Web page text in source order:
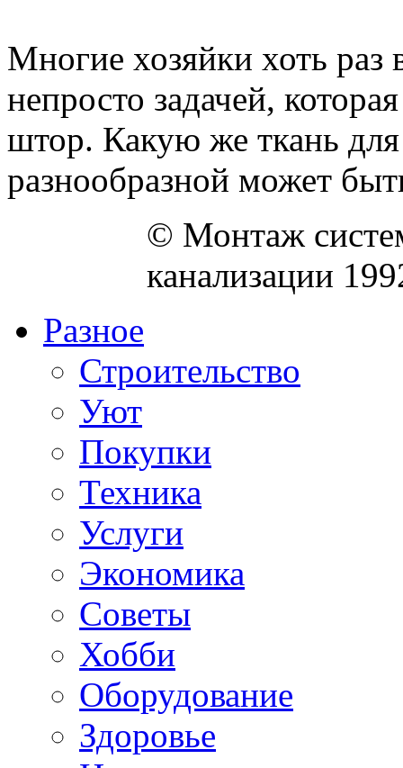
Многие хозяйки хоть раз
непросто задачей,
штор. Какую же ткань
разнообразной может
© Монтаж
канализации
Разное
Строительство
Уют
Покупки
Техника
Услуги
Экономика
Советы
Хобби
Oборудование
Здоровье